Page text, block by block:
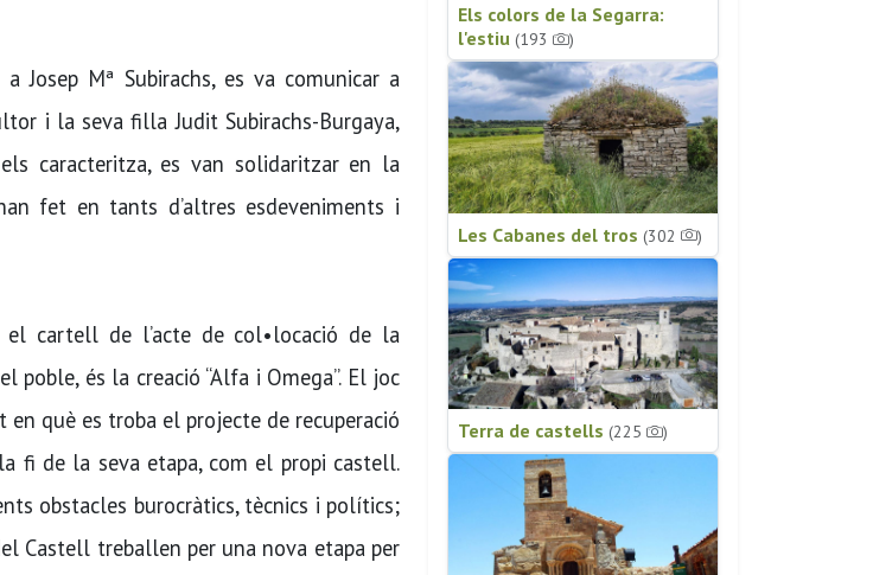
Josep Mª Subirachs, es va comunicar a
i la seva filla Judit Subirachs-Burgaya,
caracteritza, es van solidaritzar en la
fet en tants d’altres esdeveniments i
el cartell de l’acte de col•locació de la
és la creació “Alfa i Omega”. El joc
què es troba el projecte de recuperació
fi de la seva etapa, com el propi castell.
obstacles burocràtics, tècnics i polítics;
Castell treballen per una nova etapa per
Els colors de la Segarra:
l'estiu (193 )
Les Cabanes del tros (302 )
Terra de castells (225 )